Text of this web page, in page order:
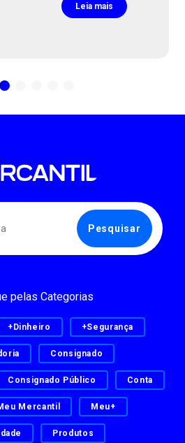
Leia mais
pelas Categorias
+Dinheiro +Segurança
Consignado
Consignado Público Conta
Mercantil Meu+
Produtos